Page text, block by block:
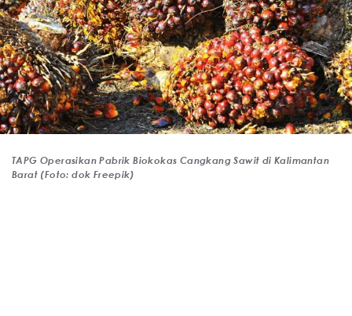
TAPG Operasikan Pabrik Biokokas Cangkang Sawit di Kalimantan
Barat (Foto: dok Freepik)